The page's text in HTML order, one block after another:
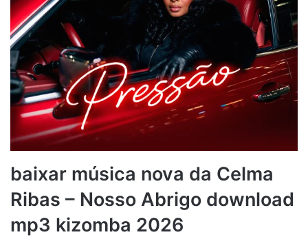
baixar música nova da Celma
Ribas – Nosso Abrigo download
mp3 kizomba 2026